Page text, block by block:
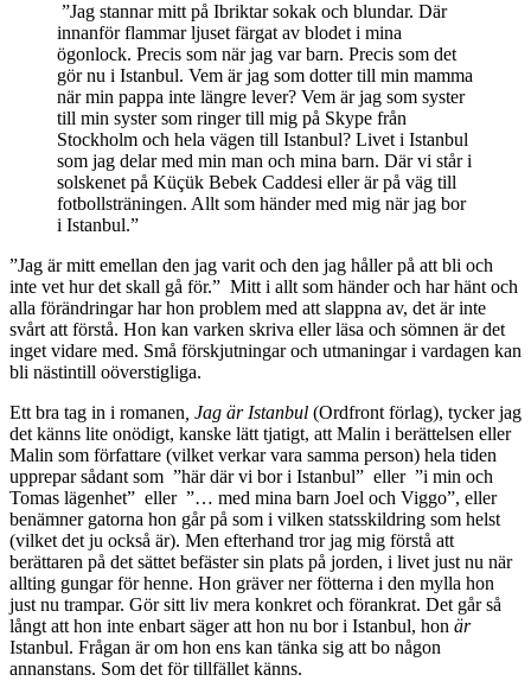
”Jag stannar mitt på Ibriktar sokak och blundar. Där
innanför flammar ljuset färgat av blodet i mina
ögonlock. Precis som när jag var barn. Precis som det
gör nu i Istanbul. Vem är jag som dotter till min mamma
när min pappa inte längre lever? Vem är jag som syster
till min syster som ringer till mig på Skype från
Stockholm och hela vägen till Istanbul? Livet i Istanbul
som jag delar med min man och mina barn. Där vi står i
solskenet på Küçük Bebek Caddesi eller är på väg till
fotbollsträningen. Allt som händer med mig när jag bor
i Istanbul.”
”Jag är mitt emellan den jag varit och den jag håller på att bli och
inte vet hur det skall gå för.” Mitt i allt som händer och har hänt och
alla förändringar har hon problem med att slappna av, det är inte
svårt att förstå. Hon kan varken skriva eller läsa och sömnen är det
inget vidare med. Små förskjutningar och utmaningar i vardagen kan
bli nästintill oöverstigliga.
Ett bra tag in i romanen, Jag är Istanbul (Ordfront förlag), tycker jag
det känns lite onödigt, kanske lätt tjatigt, att Malin i berättelsen eller
Malin som författare (vilket verkar vara samma person) hela tiden
upprepar sådant som ”här där vi bor i Istanbul” eller ”i min och
Tomas lägenhet” eller ”… med mina barn Joel och Viggo”, eller
benämner gatorna hon går på som i vilken statsskildring som helst
(vilket det ju också är). Men efterhand tror jag mig förstå att
berättaren på det sättet befäster sin plats på jorden, i livet just nu när
allting gungar för henne. Hon gräver ner fötterna i den mylla hon
just nu trampar. Gör sitt liv mera konkret och förankrat. Det går så
långt att hon inte enbart säger att hon nu bor i Istanbul, hon är
Istanbul. Frågan är om hon ens kan tänka sig att bo någon
annanstans. Som det för tillfället känns.